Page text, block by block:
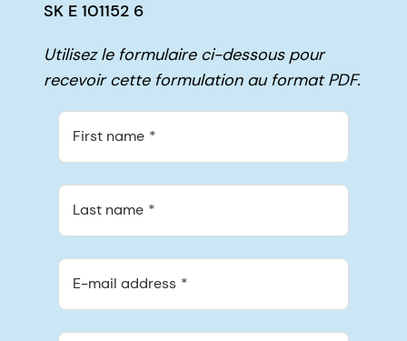
SK E 101152 6
Utilisez le formulaire ci-dessous pour
recevoir cette formulation au format PDF.
First name
Last name
E-mail address